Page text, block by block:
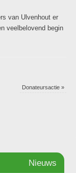
van Ulvenhout er
veelbelovend begin
Donateursactie»
Nieuws